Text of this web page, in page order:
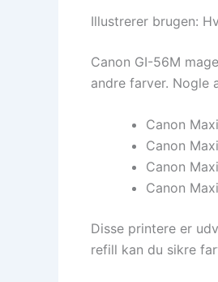
Illustrerer brugen:
Canon GI-56M
andre farver. Nogle
Canon
Canon
Canon
Canon
Disse printere er
refill kan du sikre